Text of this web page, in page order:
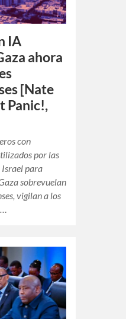
IA
ahora
[Nate
Panic!,
con
por las
Israel para
sobrevuelan
vigilan a los